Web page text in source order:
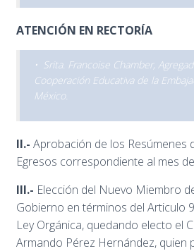
ATENCIÓN EN RECTORÍA
• Srita. Francoise Chamber,
Cooperación Educativa de la
México.
II.- Aprobación de los Resúmenes
Egresos correspondiente al mes
III.- Elección del Nuevo Miembro
Gobierno en términos del Articulo
Ley Orgánica, quedando electo el
Armando Pérez Hernández, quien